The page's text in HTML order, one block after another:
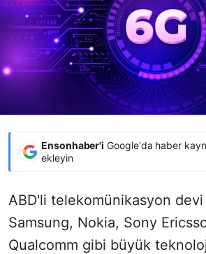
Ensonhaber'i Google'da haber
ekleyin
ABD'li telekomünikasyon
Samsung, Nokia, Sony
Qualcomm gibi büyük